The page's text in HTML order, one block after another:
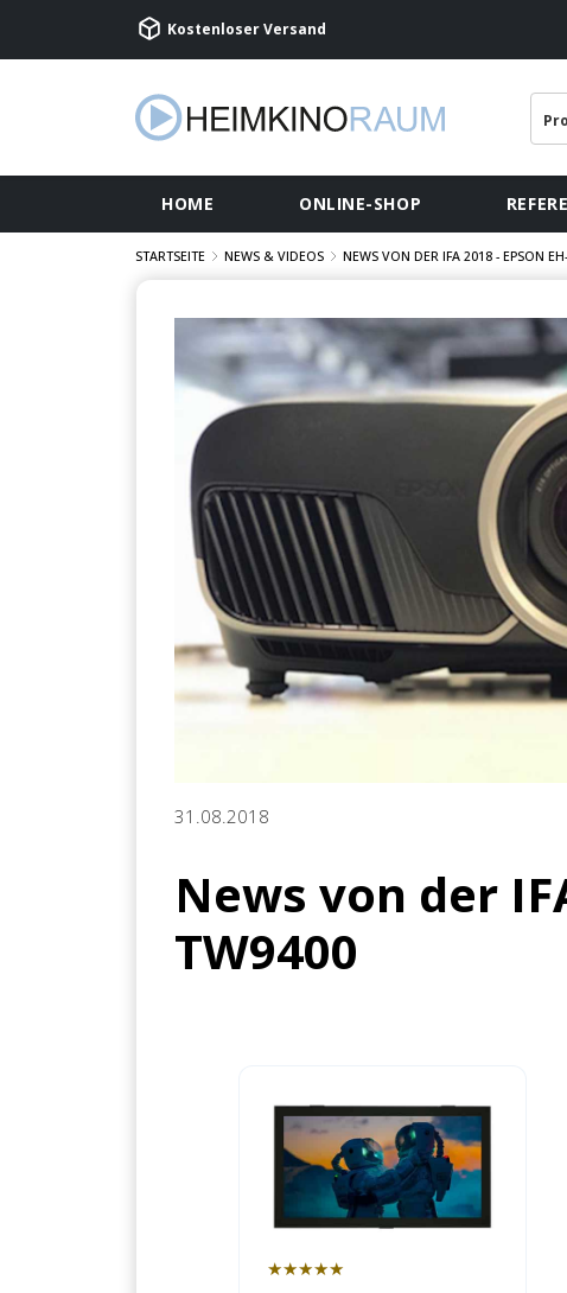
Kostenloser Versand
HOME ONLINE-SHOP
STARTSEITE NEWS & VIDEOS NEWS VON DER IFA 2018 - EPSON
31.08.2018
News von der
TW9400
★★★★★